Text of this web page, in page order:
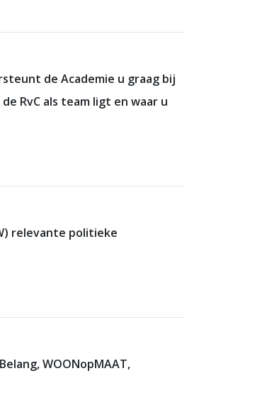
de Academie u graag bij
RvC als team ligt en waar u
relevante politieke
WOONopMAAT,